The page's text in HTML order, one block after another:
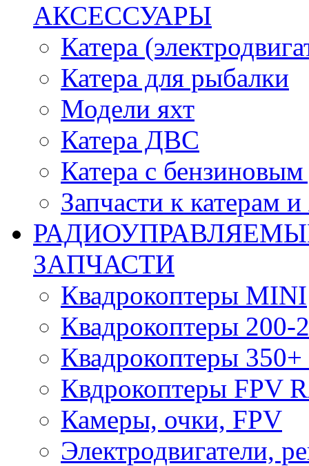
АКСЕССУАРЫ
Катера
Катера для рыбалки
Модели яхт
Катера ДВС
Катера с бензиновым
Запчасти к катерам
ЗАПЧАСТИ
Квадрокоптеры MINI
Квадрокоптеры 200-
Квадрокоптеры 350+
Квдрокоптеры FPV
Камеры, очки, FPV
Электродвигатели,